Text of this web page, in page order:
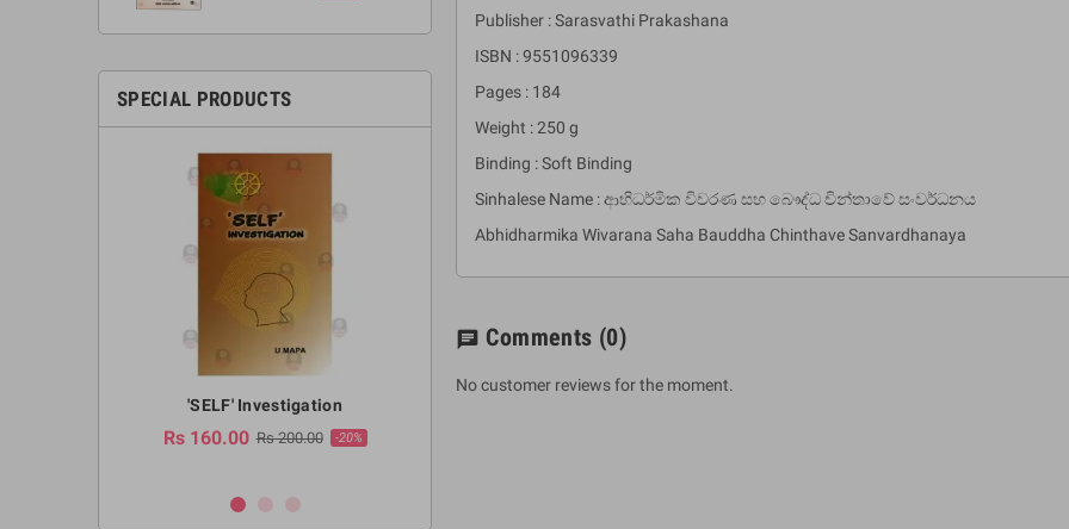
SPECIAL PRODUCTS
'SELF' Investigation
Rs 160.00 Rs 200.00 -20%
Publisher : Sarasvathi Prakashana
ISBN : 9551096339
Pages : 184
Weight : 250 g
Binding : Soft Binding
Sinhalese Name : ආභිධර්මික විවරණ සහ බෞද්ධ චින්තාවේ සංවර්ධනය
Abhidharmika Wivarana Saha Bauddha Chinthave Sanvardhanaya
chat Comments (0)
No customer reviews for the moment.